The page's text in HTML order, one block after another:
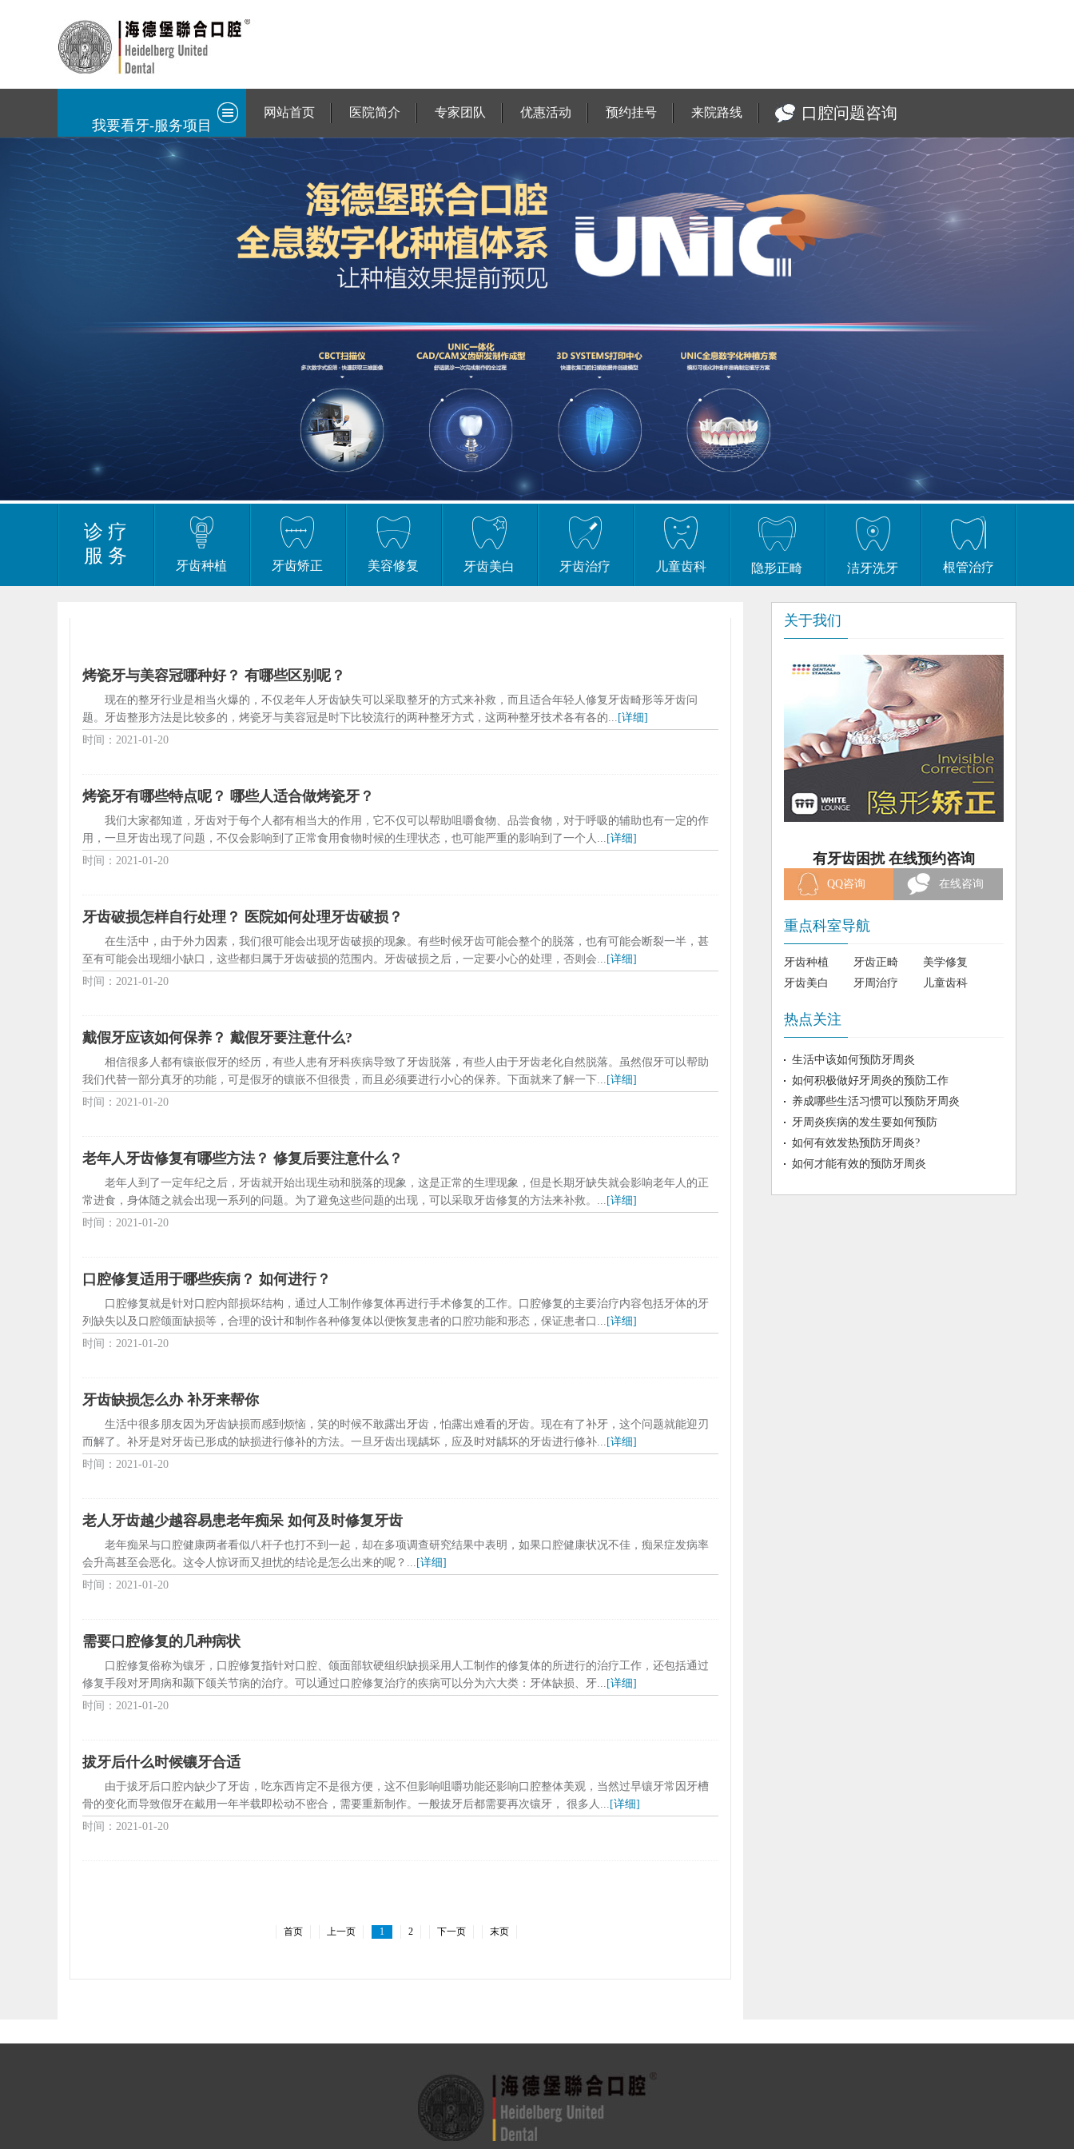
我要看牙-服务项目
网站首页 医院简介 专家团队 优惠活动 预约挂号 来院路线 口腔问题咨询
诊 疗
服 务
牙齿种植 牙齿矫正 美容修复 牙齿美白 牙齿治疗 儿童齿科 隐形正畸 洁牙洗牙 根管治疗
烤瓷牙与美容冠哪种好？ 有哪些区别呢？
现在的整牙行业是相当火爆的，不仅老年人牙齿缺失可以采取整牙的方式来补救，而且适合年轻人修复牙齿畸形等牙齿问
题。牙齿整形方法是比较多的，烤瓷牙与美容冠是时下比较流行的两种整牙方式，这两种整牙技术各有各的... [详细]
时间：2021-01-20
烤瓷牙有哪些特点呢？ 哪些人适合做烤瓷牙？
我们大家都知道，牙齿对于每个人都有相当大的作用，它不仅可以帮助咀嚼食物、品尝食物，对于呼吸的辅助也有一定的作
用，一旦牙齿出现了问题，不仅会影响到了正常食用食物时候的生理状态，也可能严重的影响到了一个人... [详细]
时间：2021-01-20
牙齿破损怎样自行处理？ 医院如何处理牙齿破损？
在生活中，由于外力因素，我们很可能会出现牙齿破损的现象。有些时候牙齿可能会整个的脱落，也有可能会断裂一半，甚
至有可能会出现细小缺口，这些都归属于牙齿破损的范围内。牙齿破损之后，一定要小心的处理，否则会... [详细]
时间：2021-01-20
戴假牙应该如何保养？ 戴假牙要注意什么?
相信很多人都有镶嵌假牙的经历，有些人患有牙科疾病导致了牙齿脱落，有些人由于牙齿老化自然脱落。虽然假牙可以帮助
我们代替一部分真牙的功能，可是假牙的镶嵌不但很贵，而且必须要进行小心的保养。下面就来了解一下... [详细]
时间：2021-01-20
老年人牙齿修复有哪些方法？ 修复后要注意什么？
老年人到了一定年纪之后，牙齿就开始出现生动和脱落的现象，这是正常的生理现象，但是长期牙缺失就会影响老年人的正
常进食，身体随之就会出现一系列的问题。为了避免这些问题的出现，可以采取牙齿修复的方法来补救。... [详细]
时间：2021-01-20
口腔修复适用于哪些疾病？ 如何进行？
口腔修复就是针对口腔内部损坏结构，通过人工制作修复体再进行手术修复的工作。口腔修复的主要治疗内容包括牙体的牙
列缺失以及口腔颌面缺损等，合理的设计和制作各种修复体以便恢复患者的口腔功能和形态，保证患者口... [详细]
时间：2021-01-20
牙齿缺损怎么办 补牙来帮你
生活中很多朋友因为牙齿缺损而感到烦恼，笑的时候不敢露出牙齿，怕露出难看的牙齿。现在有了补牙，这个问题就能迎刃
而解了。补牙是对牙齿已形成的缺损进行修补的方法。一旦牙齿出现龋坏，应及时对龋坏的牙齿进行修补... [详细]
时间：2021-01-20
老人牙齿越少越容易患老年痴呆 如何及时修复牙齿
老年痴呆与口腔健康两者看似八杆子也打不到一起，却在多项调查研究结果中表明，如果口腔健康状况不佳，痴呆症发病率
会升高甚至会恶化。这令人惊讶而又担忧的结论是怎么出来的呢？... [详细]
时间：2021-01-20
需要口腔修复的几种病状
口腔修复俗称为镶牙，口腔修复指针对口腔、颌面部软硬组织缺损采用人工制作的修复体的所进行的治疗工作，还包括通过
修复手段对牙周病和颞下颌关节病的治疗。可以通过口腔修复治疗的疾病可以分为六大类：牙体缺损、牙... [详细]
时间：2021-01-20
拔牙后什么时候镶牙合适
由于拔牙后口腔内缺少了牙齿，吃东西肯定不是很方便，这不但影响咀嚼功能还影响口腔整体美观，当然过早镶牙常因牙槽
骨的变化而导致假牙在戴用一年半载即松动不密合，需要重新制作。一般拔牙后都需要再次镶牙， 很多人... [详细]
时间：2021-01-20
首页 上一页 1 2 下一页 末页
关于我们
有牙齿困扰 在线预约咨询
QQ咨询 在线咨询
重点科室导航
牙齿种植 牙齿正畸
美学修复
牙齿美白
牙周治疗 儿童齿科
热点关注
生活中该如何预防牙周炎
如何积极做好牙周炎的预防工作
养成哪些生活习惯可以预防牙周炎
牙周炎疾病的发生要如何预防
如何有效发热预防牙周炎?
如何才能有效的预防牙周炎